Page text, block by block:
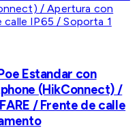
Estandar con
(HikConnect) /
/ Frente de calle